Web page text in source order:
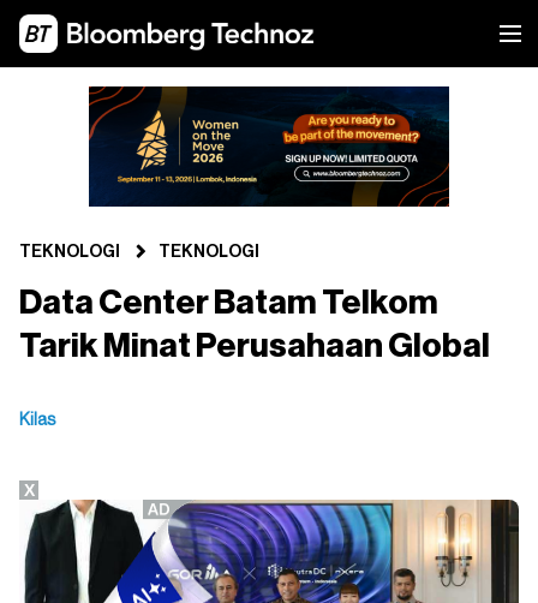
TEKNOLOGI TEKNOLOGI
Data Center Batam Telkom
Tarik Minat Perusahaan Global
Kilas
X